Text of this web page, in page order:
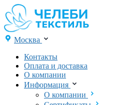
Москва
Контакты
Оплата и доставка
О компании
Информация
О компании